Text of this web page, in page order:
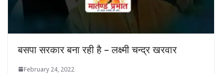
बसपा सरकार बना रही है – लक्ष्मी चन्द्र खरवार
February 24, 2022